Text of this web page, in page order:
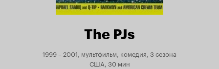
The PJs
1999 – 2001, мультфильм, комедия, 3 сезона
США, 30 мин